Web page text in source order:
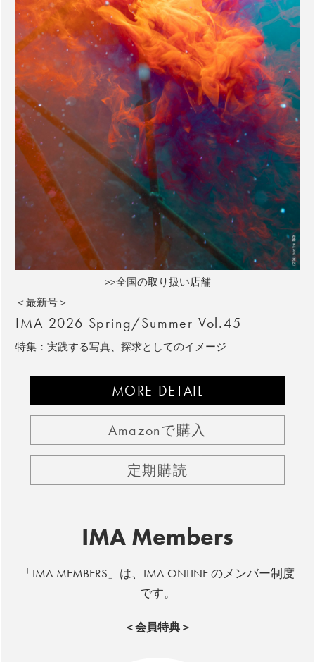
>>全国の取り扱い店舗
＜最新号＞
IMA 2026 Spring/Summer Vol.45
特集：実践する写真、探求としてのイメージ
MORE DETAIL
Amazonで購入
定期購読
IMA Members
「IMA MEMBERS」は、IMA ONLINE のメンバー制度
です。
＜会員特典＞